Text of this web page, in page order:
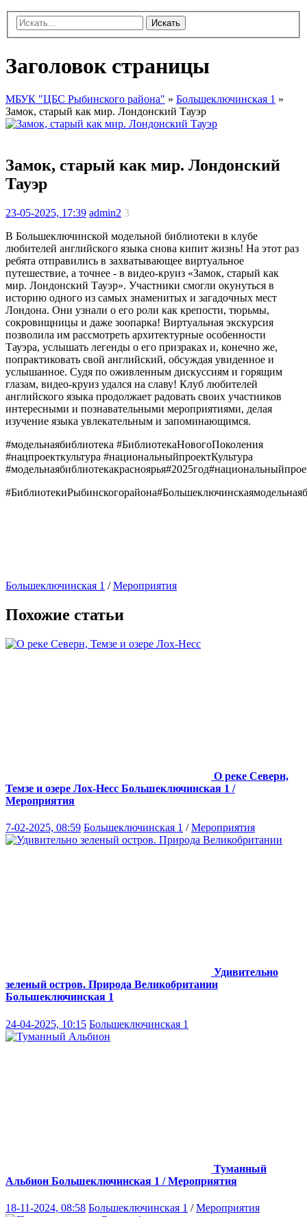
Искать
Заголовок страницы
МБУК "ЦБС Рыбинского района" » Большеключинская 1 »
Замок, старый как мир. Лондонский Тауэр
Замок, старый как мир. Лондонский
Тауэр
23-05-2025, 17:39 admin2 3
В Большеключинской модельной библиотеки в клубе
любителей английского языка снова кипит жизнь! На этот раз
ребята отправились в захватывающее виртуальное
путешествие, а точнее - в видео-круиз «Замок, старый как
мир. Лондонский Тауэр». Участники смогли окунуться в
историю одного из самых знаменитых и загадочных мест
Лондона. Они узнали о его роли как крепости, тюрьмы,
сокровищницы и даже зоопарка! Виртуальная экскурсия
позволила им рассмотреть архитектурные особенности
Тауэра, услышать легенды о его призраках и, конечно же,
попрактиковать свой английский, обсуждая увиденное и
услышанное. Судя по оживленным дискуссиям и горящим
глазам, видео-круиз удался на славу! Клуб любителей
английского языка продолжает радовать своих участников
интересными и познавательными мероприятиями, делая
изучение языка увлекательным и запоминающимся.
#модельнаябиблиотека #БиблиотекаНовогоПоколения
#нацпроекткультура #национальныйпроектКультура
Большеключинская 1 /Мероприятия
Похожие статьи
О реке Северн,
Темзе и озере Лох-Несс Большеключинская 1 /
Мероприятия
7-02-2025, 08:59 Большеключинская 1 /Мероприятия
Удивительно
зеленый остров. Природа Великобритании
Большеключинская 1
24-04-2025, 10:15 Большеключинская 1
Туманный
Альбион Большеключинская 1 / Мероприятия
18-11-2024, 08:58 Большеключинская 1 /Мероприятия